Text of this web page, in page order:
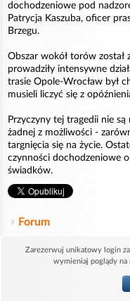
dochodzeniowe pod
Patrycja Kaszuba, oficer
Brzegu.
Obszar wokół torów został
prowadziły intensywne
trasie Opole-Wrocław był
musieli liczyć się z
Przyczyny tej tragedii nie są
żadnej z możliwości -
targnięcia się na życie.
czynności dochodzeniowe
świadków.
Forum
Zarezerwuj unikatowy login
wymieniaj poglądy na